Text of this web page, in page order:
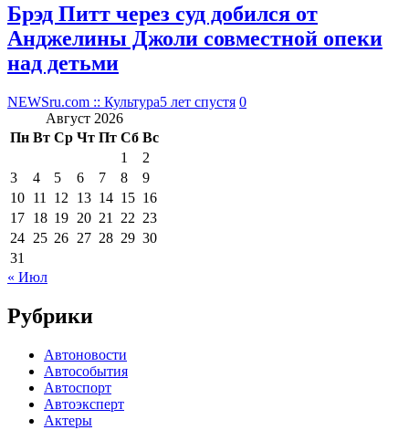
Брэд Питт через суд добился от
Анджелины Джоли совместной опеки
над детьми
NEWSru.com :: Культура5 лет спустя 0
Август 2026
Пн Вт Ср Чт Пт Сб Вс
1
2
3
4 5 6 7 8
9
10 11 12 13 14 15 16
17 18 19 20 21 22 23
24 25 26 27 28 29 30
31
« Июл
Рубрики
Автоновости
Автособытия
Автоспорт
Автоэксперт
Актеры